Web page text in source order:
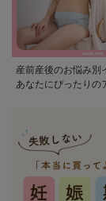
産前産後のお悩み別
あなたにぴったりの